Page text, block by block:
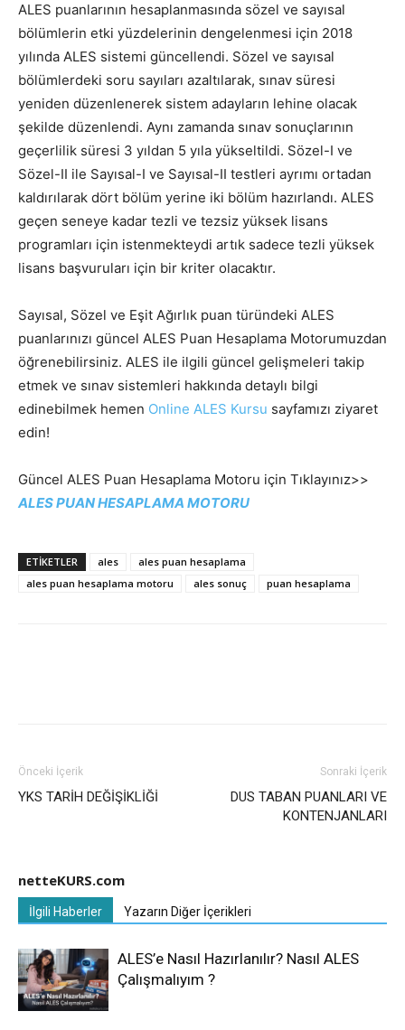
ALES puanlarının hesaplanmasında sözel ve sayısal
bölümlerin etki yüzdelerinin dengelenmesi için 2018
yılında ALES sistemi güncellendi. Sözel ve sayısal
bölümlerdeki soru sayıları azaltılarak, sınav süresi
yeniden düzenlenerek sistem adayların lehine olacak
şekilde düzenlendi. Aynı zamanda sınav sonuçlarının
geçerlilik süresi 3 yıldan 5 yıla yükseltildi. Sözel-I ve
Sözel-II ile Sayısal-I ve Sayısal-II testleri ayrımı ortadan
kaldırılarak dört bölüm yerine iki bölüm hazırlandı. ALES
geçen seneye kadar tezli ve tezsiz yüksek lisans
programları için istenmekteydi artık sadece tezli yüksek
lisans başvuruları için bir kriter olacaktır.
Sayısal, Sözel ve Eşit Ağırlık puan türündeki ALES
puanlarınızı güncel ALES Puan Hesaplama Motorumuzdan
öğrenebilirsiniz. ALES ile ilgili güncel gelişmeleri takip
etmek ve sınav sistemleri hakkında detaylı bilgi
edinebilmek hemen Online ALES Kursu sayfamızı ziyaret
edin!
Güncel ALES Puan Hesaplama Motoru için Tıklayınız>>
ALES PUAN HESAPLAMA MOTORU
ETIKETLER ales
ales puan hesaplama
ales puan hesaplama motoru
ales sonuç puan hesaplama
Önceki İçerik
YKS TARİH DEĞİŞİKLİĞİ
Sonraki İçerik
DUS TABAN PUANLARI VE
KONTENJANLARI
netteKURS.com
İlgili Haberler Yazarın Diğer İçerikleri
ALES’e Nasıl Hazırlanılır? Nasıl ALES
Çalışmalıyım ?